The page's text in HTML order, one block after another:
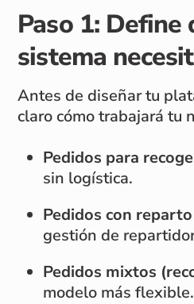
Paso 1:
sistema
Antes de diseñar tu
claro cómo trabajará tu
Pedidos para
sin logística.
Pedidos con
gestión de
Pedidos mixtos
modelo más flexible.